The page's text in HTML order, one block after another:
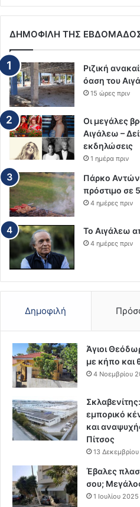
ΔΗΜΟΦΙΛΗ ΤΗΣ
Ριζική
όαση του
15 ώρες πριν
Οι μεγάλες
Αιγάλεω –
εκδηλώσεις
1 ημέρα πριν
Πάρκο
πρόστιμο σε
4 ημέρες πριν
Το Αιγάλεω
4 ημέρες πριν
Δημοφιλή
Άγιοι
με κήπο και
4 Νοεμβρίου
εμπορικό
και
Πίτσος
13
Έβαλες
σου;
1 Ιουλίου 2025